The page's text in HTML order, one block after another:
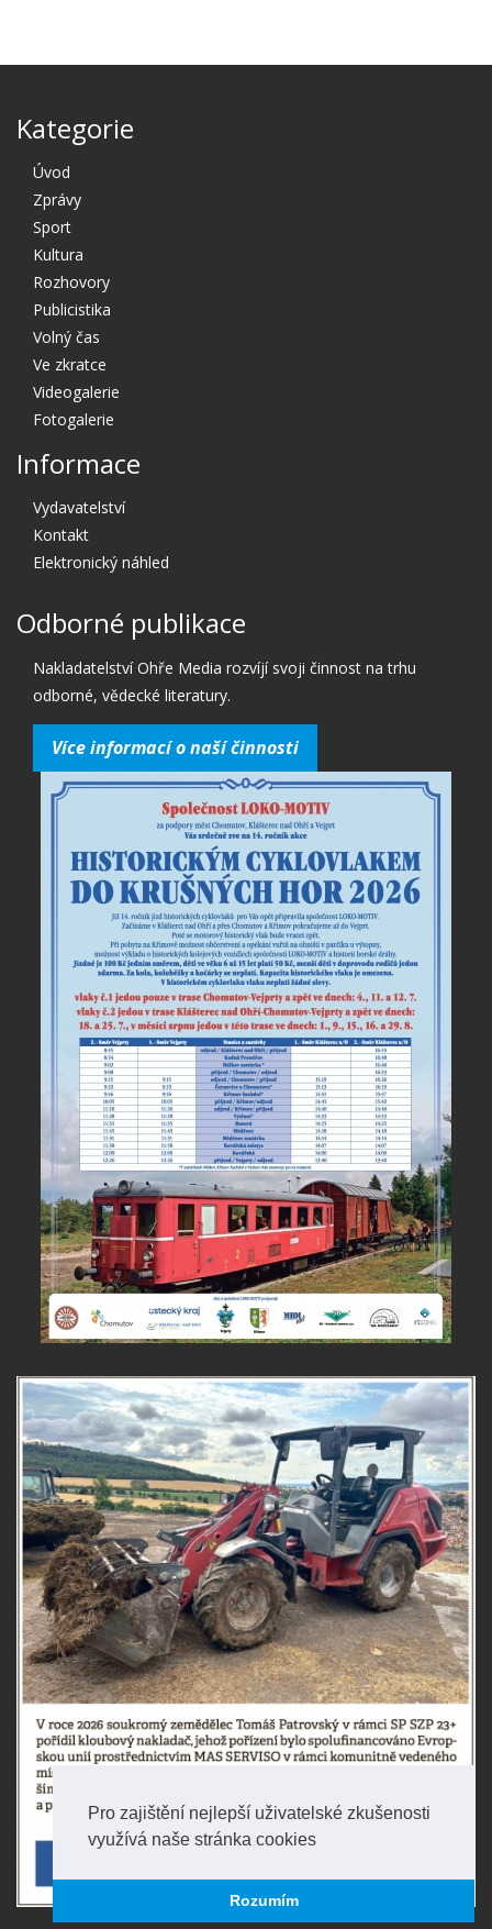
Pro zajištění nejlepší uživatelské zkušenosti
využívá naše stránka cookies
Rozumím
Kategorie
Úvod
Zprávy
Sport
Kultura
Rozhovory
Publicistika
Volný čas
Ve zkratce
Videogalerie
Fotogalerie
Informace
Vydavatelství
Kontakt
Elektronický náhled
Odborné publikace
Nakladatelství Ohře Media rozvíjí svoji činnost na trhu
odborné, vědecké literatury.
Více informací o naší činnosti